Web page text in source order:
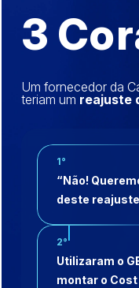
3
Um fornecedor da
teriam um reajuste
1°
“Não!
deste
2°
Utilizaram o
montar o